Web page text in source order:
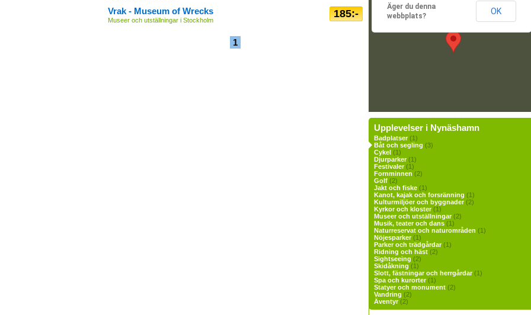
185:-
Vrak - Museum of Wrecks
Museer och utställningar i Stockholm
1
Äger du denna
webbplats?
OK
Upplevelser i Nynäshamn
Badplatser(1)
Båt och segling (3)
Cykel (1)
Djurparker(1)
Festivaler(1)
Fornminnen (2)
Golf (2)
Jakt och fiske (1)
Kanot, kajak och forsränning (1)
Kulturmiljöer och byggnader(2)
Kyrkor och kloster(1)
Museer och utställningar(2)
Musik, teater och dans (1)
Naturreservat och naturområden (1)
Nöjesparker(1)
Parker och trädgårdar(1)
Ridning och häst (2)
Sightseeing (2)
Skidåkning (1)
Slott, fästningar och herrgårdar(1)
Spa och kurorter(1)
Statyer och monument (2)
Vandring (2)
Äventyr(2)